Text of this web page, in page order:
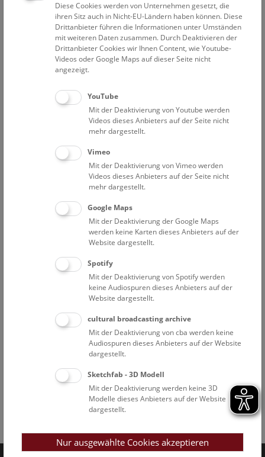
1. März 2021
Bisher keine Ergebnisse. Dienstags ist das NHM Wien
in der Regel geschlossen. Ausnahmen finden sie
Eine Nacht im Museum
Diese Cookies werden von Unternehmen gesetzt, die
ihren Sitz auch in Nicht-EU-Ländern haben können. Diese
Drittanbieter führen die Informationen unter Umständen
mit weiteren Daten zusammen. Durch Deaktivieren der
Drittanbieter Cookies wir Ihnen Content, wie Youtube-
Videos oder Google Maps auf dieser Seite nicht
angezeigt.
YouTube
Mit der Deaktivierung von Youtube werden
Videos dieses Anbieters auf der Seite nicht
mehr dargestellt.
Vimeo
Mit der Deaktivierung von Vimeo werden
Videos dieses Anbieters auf der Seite nicht
mehr dargestellt.
Google Maps
Mit der Deaktivierung der Google Maps
werden keine Karten dieses Anbieters auf der
Website dargestellt.
Spotify
Mit der Deaktivierung von Spotify werden
keine Audiospuren dieses Anbieters auf der
Website dargestellt.
cultural broadcasting archive
Mit der Deaktivierung von cba werden keine
Audiospuren dieses Anbieters auf der Website
dargestellt.
Sketchfab - 3D Modell
Mit der Deaktivierung werden keine 3D
Modelle dieses Anbieters auf der Website
dargestellt.
Nur ausgewählte Cookies akzeptieren